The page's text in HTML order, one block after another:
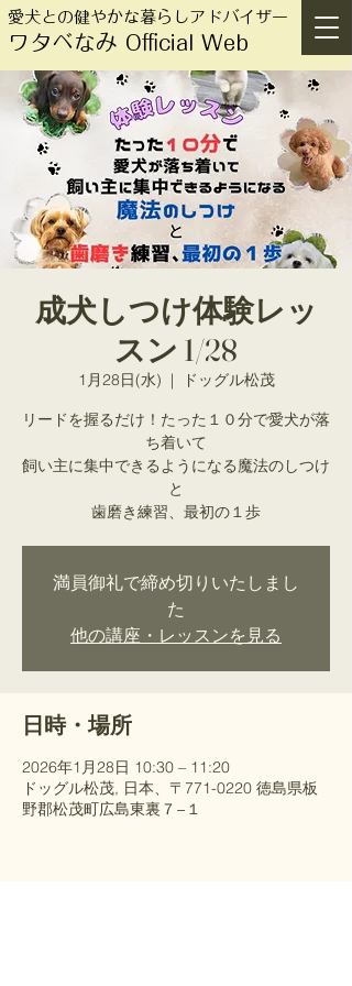
愛犬との健やかな暮らしアドバイザー
ワタベなみ Official Web
成犬しつけ体験レッ
スン 1/28
1月28日(水)
  |
ドッグル松茂
リードを握るだけ！たった１０分で愛犬が落
ち着いて
飼い主に集中できるようになる魔法のしつけ
と
歯磨き練習、最初の１歩
満員御礼で締め切りいたしまし
た
他の講座・レッスンを見る
日時・場所
2026年1月28日 10:30 – 11:20
ドッグル松茂, 日本、〒771-0220 徳島県板
野郡松茂町広島東裏７−１